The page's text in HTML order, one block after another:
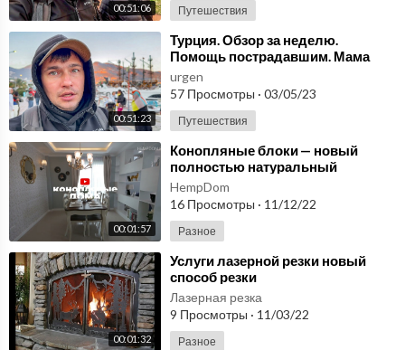
00:51:06 Путешествия
00:51:23
⁣Турция. Обзор за неделю.
Помощь пострадавшим. Мама
уезжает #14
urgen
57 Просмотры · 03/05/23
Путешествия
00:01:57
⁣Конопляные блоки — новый
полностью натуральный
строительный материал!
HempDom
16 Просмотры · 11/12/22
Разное
00:01:32
⁣Услуги лазерной резки новый
способ резки
Лазерная резка
9 Просмотры · 11/03/22
Разное